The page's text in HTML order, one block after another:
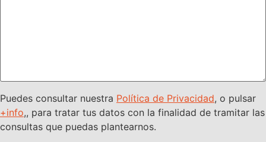
Puedes consultar nuestra Política de Privacidad, o pulsar
+info,, para tratar tus datos con la finalidad de tramitar las
consultas que puedas plantearnos.